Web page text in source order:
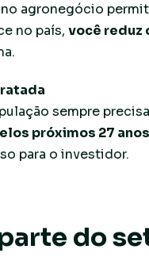
agronegócio
no país, você reduz
sempre
próximos 27 anos
para o investidor.
do